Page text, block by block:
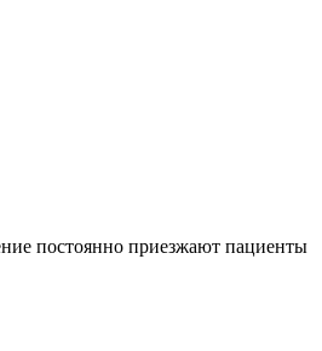
постоянно приезжают пациенты